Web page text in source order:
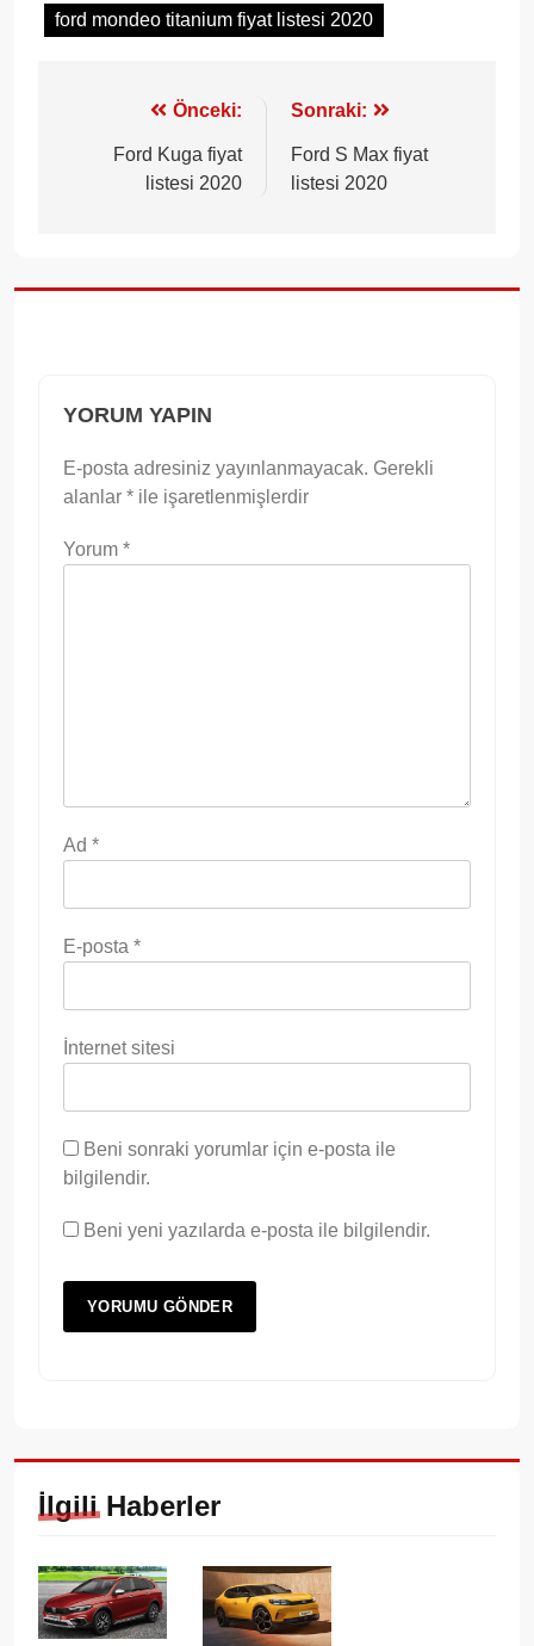
ford mondeo titanium fiyat listesi 2020
gezinmesi
Önceki:
Ford Kuga fiyat
listesi 2020
Sonraki:
Ford S Max fiyat
listesi 2020
YORUM YAPIN
E-posta adresiniz yayınlanmayacak. Gerekli
alanlar * ile işaretlenmişlerdir
Yorum *
Ad *
E-posta *
İnternet sitesi
Beni sonraki yorumlar için e-posta ile
bilgilendir.
Beni yeni yazılarda e-posta ile bilgilendir.
İlgili Haberler